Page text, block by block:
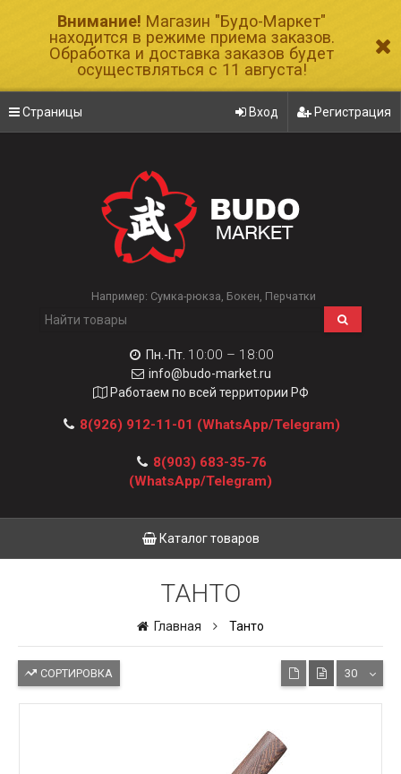
Внимание! Магазин "Будо-Маркет"
находится в режиме приема заказов.
Обработка и доставка заказов будет
осуществляться с 11 августа!
Страницы Вход Регистрация
Например: Сумка-рюкза Бокен Перчатки
Пн.-Пт. 10:00 – 18:00
info@budo-market.ru
Работаем по всей территории РФ
8(926) 912-11-01 (WhatsApp/Telegram)
8(903) 683-35-76
(WhatsApp/Telegram)
Каталог товаров
ТАНТО
Главная Танто
СОРТИРОВКА 30